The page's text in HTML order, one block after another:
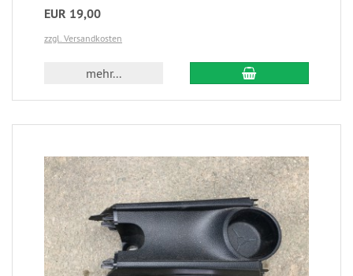
EUR 19,00
zzgl. Versandkosten
mehr...